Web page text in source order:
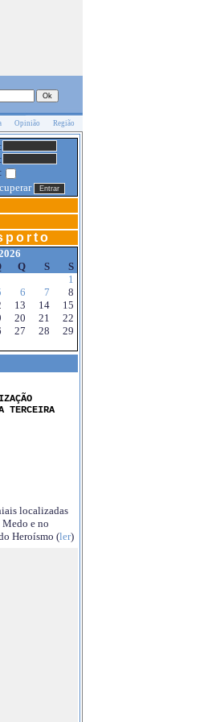
Opinião Região
Q S
S
1
6 7
8
13 14
15
20 21
22
27 28
29
TERCEIRA
localizadas
e no
Heroísmo (ler)